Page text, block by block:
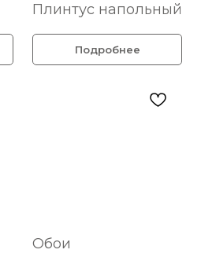
Плинтус напольный
Подробнее
Обои